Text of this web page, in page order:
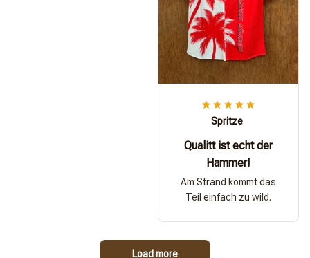
Spritze
Qualitt ist echt der
Hammer!
Am Strand kommt das
Teil einfach zu wild.
Load more